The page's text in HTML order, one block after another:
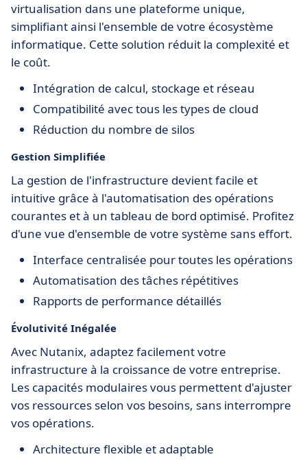
virtualisation dans une plateforme unique,
simplifiant ainsi l'ensemble de votre écosystème
informatique. Cette solution réduit la complexité et
le coût.
Intégration de calcul, stockage et réseau
Compatibilité avec tous les types de cloud
Réduction du nombre de silos
Gestion Simplifiée
La gestion de l'infrastructure devient facile et
intuitive grâce à l'automatisation des opérations
courantes et à un tableau de bord optimisé. Profitez
d'une vue d'ensemble de votre système sans effort.
Interface centralisée pour toutes les opérations
Automatisation des tâches répétitives
Rapports de performance détaillés
Évolutivité Inégalée
Avec Nutanix, adaptez facilement votre
infrastructure à la croissance de votre entreprise.
Les capacités modulaires vous permettent d'ajuster
vos ressources selon vos besoins, sans interrompre
vos opérations.
Architecture flexible et adaptable